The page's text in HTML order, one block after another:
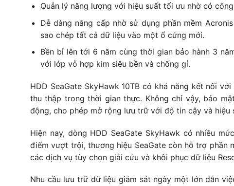
Quản lý năng lượng với hiệu suất tối ưu nhờ có
Dễ dàng nâng cấp nhờ sử dụng phần mềm
sao chép tất cả dữ liệu vào một ổ cứng mới.
Bền bỉ lên tới 6 năm cùng thời gian bảo hành 3
với lớp vỏ hợp kim siêu bền và chống gỉ.
HDD SeaGate SkyHawk 10TB có khả năng kết nối
thu thập trong thời gian thực. Không chỉ vậy, bảo
động, cho phép mở rộng lưu trữ với độ tin cậy và hiệu
Hiện nay, dòng HDD SeaGate SkyHawk có nhiều
điểm vượt trội, thương hiệu SeaGate còn hỗ trợ phần
các dịch vụ tùy chọn giải cứu và khôi phục dữ liệu
Nhu cầu lưu trữ dữ liệu giám sát ngày một lớn dẫn